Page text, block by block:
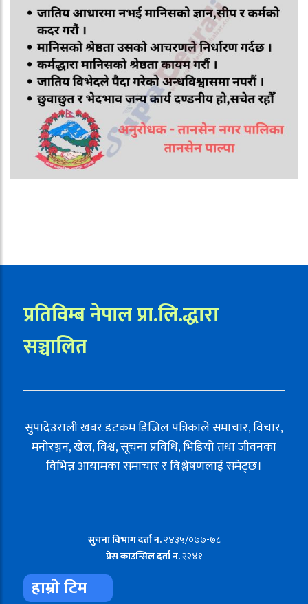
प्रतिविम्ब नेपाल प्रा.लि.द्धारा
सञ्चालित
सुपादेउराली खबर डटकम डिजिल पत्रिकाले समाचार, विचार,
मनोरञ्जन, खेल, विश्व, सूचना प्रविधि, भिडियो तथा जीवनका
विभिन्न आयामका समाचार र विश्लेषणलाई समेट्छ।
सुचना विभाग दर्ता न.२४३५/०७७-७८
प्रेस काउन्सिल दर्ता न.२२४१
हाम्रो टिम